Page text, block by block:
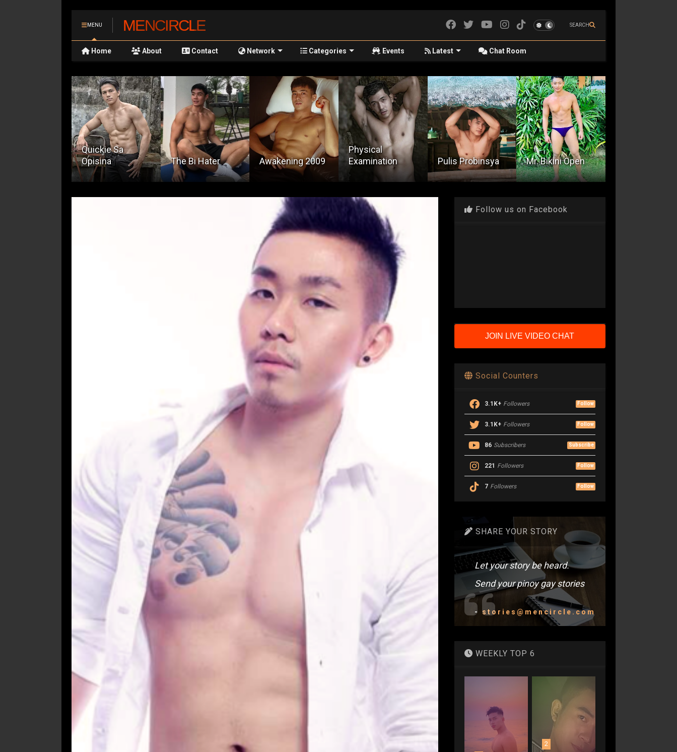
MENU MENCIRCLE SEARCH
Home About Contact Network Categories Events Latest Chat Room
The Bi Hater Awakening 2009
Physical
Examination
Pulis Probinsya Mr. Bikini Open
Quicky With A
Resort Guard
Follow us on Facebook
JOIN LIVE VIDEO CHAT
Social Counters
3.1K+ Followers Follow
3.1K+ Followers Follow
86 Subscribers Subscribe
221 Followers Follow
7 Followers Follow
SHARE YOUR STORY
Let your story be heard.
Send your pinoy gay stories
- stories@mencircle.com
WEEKLY TOP 6
2